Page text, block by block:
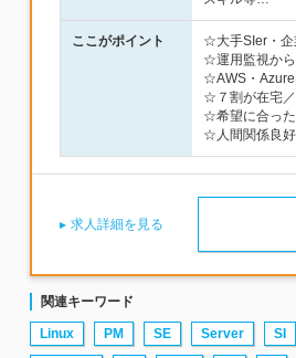
ここがポイント
☆大手SIer・企
☆運用監視か
☆AWS・Azure
☆７割が在宅
☆希望に合った
☆人間関係良
求人詳細を見る
関連キーワード
Linux PM SE Server SI